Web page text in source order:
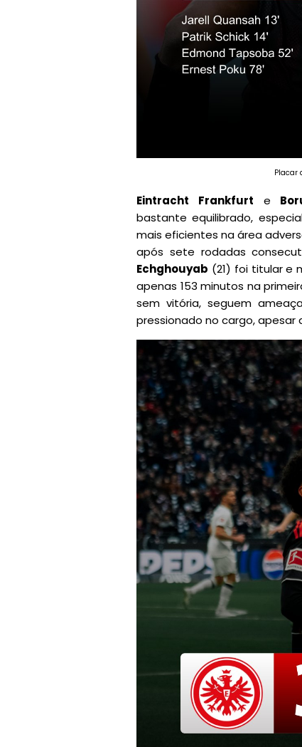
Placar
Eintracht Frankfurt e
bastante equilibrado,
mais eficientes na área
após sete rodadas
Echghouyab (21) foi titular e
apenas 153 minutos na
sem vitória, seguem
pressionado no cargo,